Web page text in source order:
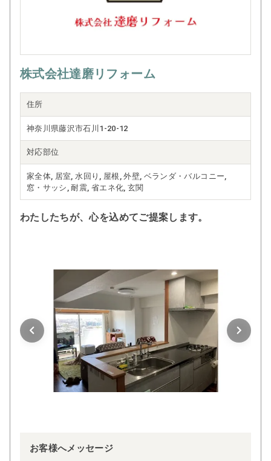
株式会社達磨リフォーム
住所
神奈川県藤沢市石川1-20-12
対応部位
家全体, 居室, 水回り, 屋根, 外壁, ベランダ・バルコニー,
窓・サッシ, 耐震, 省エネ化, 玄関
わたしたちが、心を込めてご提案します。
お客様へメッセージ